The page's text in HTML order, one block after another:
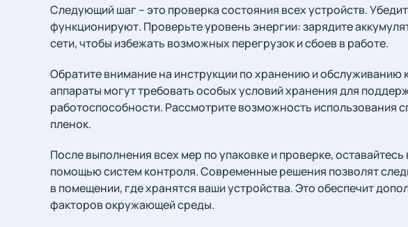
Следующий шаг – это проверка состояния всех устройств.
функционируют. Проверьте уровень энергии: зарядите
сети, чтобы избежать возможных перегрузок и сбоев в работе.
Обратите внимание на инструкции по хранению и обслуживанию
аппараты могут требовать особых условий хранения для
работоспособности. Рассмотрите возможность использования
пленок.
После выполнения всех мер по упаковке и проверке, оставайтесь
помощью систем контроля. Современные решения позволят
в помещении, где хранятся ваши устройства. Это обеспечит
факторов окружающей среды.